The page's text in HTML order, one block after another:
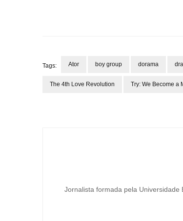
Tags: Ator boy group dorama
The 4th Love Revolution Try: We Become a
Jornalista formada pela